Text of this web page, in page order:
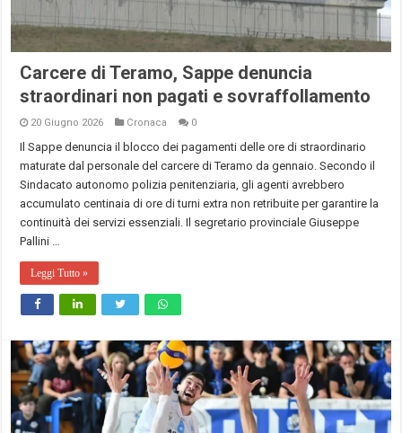
Carcere di Teramo, Sappe denuncia
straordinari non pagati e sovraffollamento
20 Giugno 2026 Cronaca 0
Il Sappe denuncia il blocco dei pagamenti delle ore di straordinario
maturate dal personale del carcere di Teramo da gennaio. Secondo il
Sindacato autonomo polizia penitenziaria, gli agenti avrebbero
accumulato centinaia di ore di turni extra non retribuite per garantire la
continuità dei servizi essenziali. Il segretario provinciale Giuseppe
Pallini …
Leggi Tutto »